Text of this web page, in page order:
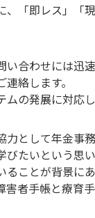
、「即レス」「
い合わせには迅
絡します。
の発展に対応
として年金事
たいという思
ることが背景に
者手帳と療育手